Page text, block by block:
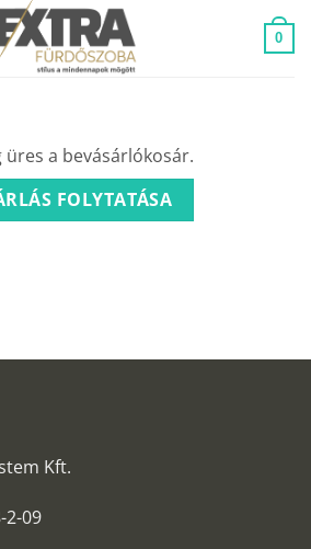
0
üres a bevásárlókosár.
FOLYTATÁSA
Kft.
2-09